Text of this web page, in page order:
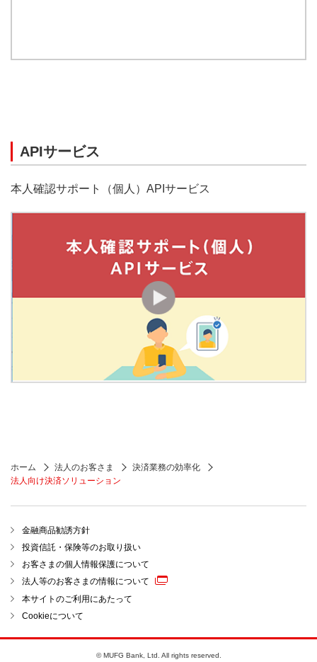
APIサービス
本人確認サポート（個人）APIサービス
ホーム 法人のお客さま
決済業務の効率化
法人向け決済ソリューション
金融商品勧誘方針
投資信託・保険等のお取り扱い
お客さまの個人情報保護について
法人等のお客さまの情報について
本サイトのご利用にあたって
Cookieについて
© MUFG Bank, Ltd. All rights reserved.